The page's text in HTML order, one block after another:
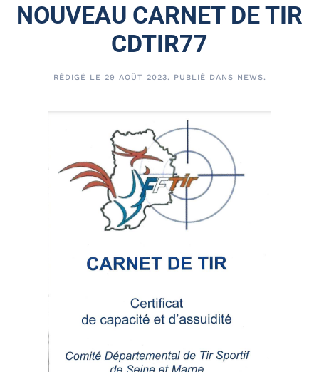
NOUVEAU CARNET DE TIR
CDTIR77
RÉDIGÉ LE 29 AOÛT 2023. PUBLIÉ DANS NEWS.